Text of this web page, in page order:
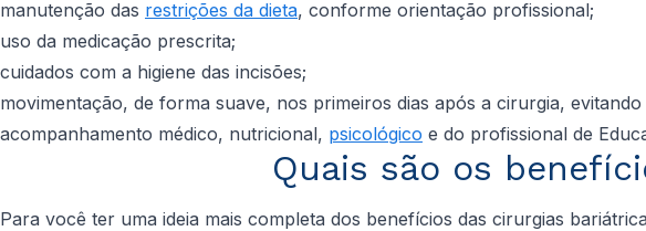
manutenção das restrições da dieta, conforme orientação profissional;
uso da medicação prescrita;
cuidados com a higiene das incisões;
movimentação, de forma suave, nos primeiros dias após a cirurgia,
acompanhamento médico, nutricional, psicológico e do profissional de
Quais são os
Para você ter uma ideia mais completa dos benefícios das cirurgias